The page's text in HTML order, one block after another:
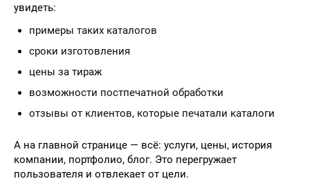
увидеть:
примеры таких каталогов
сроки изготовления
цены за тираж
возможности постпечатной обработки
отзывы от клиентов, которые печатали каталоги
А на главной странице — всё: услуги, цены, история
компании, портфолио, блог. Это перегружает
пользователя и отвлекает от цели.